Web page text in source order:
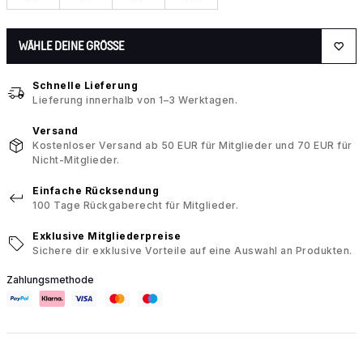
WÄHLE DEINE GRÖSSE
Schnelle Lieferung
Lieferung innerhalb von 1–3 Werktagen.
Versand
Kostenloser Versand ab 50 EUR für Mitglieder und 70 EUR für
Nicht-Mitglieder.
Einfache Rücksendung
100 Tage Rückgaberecht für Mitglieder.
Exklusive Mitgliederpreise
Sichere dir exklusive Vorteile auf eine Auswahl an Produkten.
Zahlungsmethode